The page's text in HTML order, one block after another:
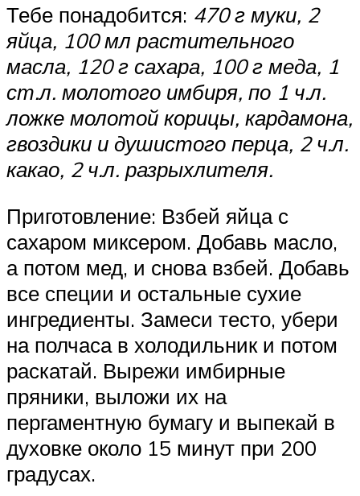
Тебе понадобится: 470 г муки, 2
яйца, 100 мл растительного
масла, 120 г сахара, 100 г меда, 1
ст.л. молотого имбиря, по 1 ч.л.
ложке молотой корицы, кардамона,
гвоздики и душистого перца, 2 ч.л.
какао, 2 ч.л. разрыхлителя.
Приготовление: Взбей яйца с
сахаром миксером. Добавь масло,
а потом мед, и снова взбей. Добавь
все специи и остальные сухие
ингредиенты. Замеси тесто, убери
на полчаса в холодильник и потом
раскатай. Вырежи имбирные
пряники, выложи их на
пергаментную бумагу и выпекай в
духовке около 15 минут при 200
градусах.